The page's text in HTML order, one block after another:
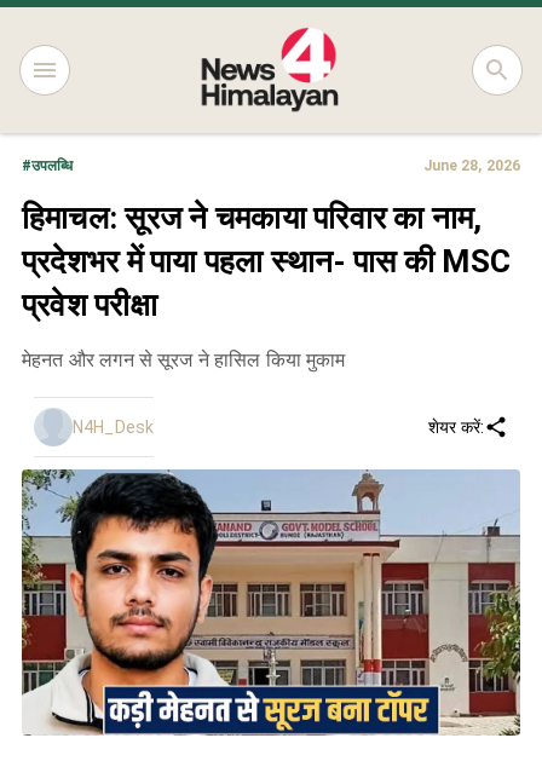
#उपलब्धि June 28, 2026
हिमाचल: सूरज ने चमकाया परिवार का नाम,
प्रदेशभर में पाया पहला स्थान- पास की MSC
प्रवेश परीक्षा
मेहनत और लगन से सूरज ने हासिल किया मुकाम
N4H_Desk शेयर करें: